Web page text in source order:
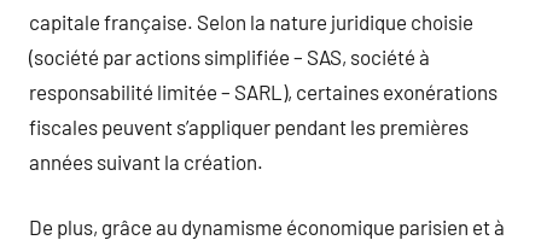
capitale française. Selon la nature juridique choisie
(société par actions simplifiée – SAS, société à
responsabilité limitée – SARL), certaines exonérations
fiscales peuvent s’appliquer pendant les premières
années suivant la création.
De plus, grâce au dynamisme économique parisien et à